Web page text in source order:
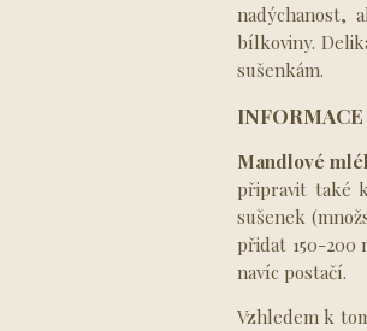
nadýchanost,
bílkoviny.
sušenkám.
Mandlové
připravit také
sušenek
přidat 150-200
navíc postačí.
Vzhledem k